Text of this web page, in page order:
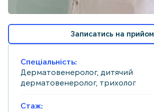
Спеціальність:
Дерматовенеролог, дитячий
дерматовенеролог, трихолог
Стаж:
Записатись на прийом